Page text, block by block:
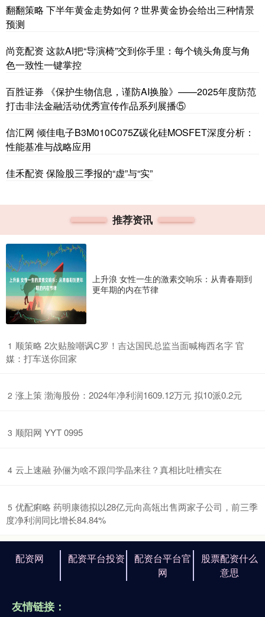
翻翻策略 下半年黄金走势如何？世界黄金协会给出三种情景
预测
尚竞配资 这款AI把“导演椅”交到你手里：每个镜头角度与角
色一致性一键掌控
百胜证券 《保护生物信息，谨防AI换脸》——2025年度防范
打击非法金融活动优秀宣传作品系列展播⑤
信汇网 倾佳电子B3M010C075Z碳化硅MOSFET深度分析：
性能基准与战略应用
佳禾配资 保险股三季报的“虚”与“实”
推荐资讯
上升浪 女性一生的激素交响乐：从青春期到
更年期的内在节律
1 ​顺策略 2次贴脸嘲讽C罗！吉达国民总监当面喊梅西名字 官
媒：打车送你回家
2 ​涨上策 渤海股份：2024年净利润1609.12万元 拟10派0.2元
3 ​顺阳网 YYT 0995
4 ​云上速融 孙俪为啥不跟闫学晶来往？真相比吐槽实在
5 ​优配痢略 药明康德拟以28亿元向高瓴出售两家子公司，前三季
度净利润同比增长84.84%
配资网 配资平台投资
配资台平台官
网
股票配资什么
意思
友情链接：